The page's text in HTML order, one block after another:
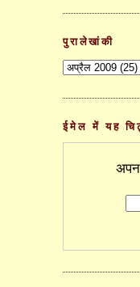
पुरालेखांकी
ईमेल में यह